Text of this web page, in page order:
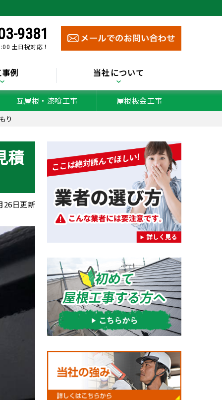
9381
土日祝対応！
例 当社について
瓦屋根・漆喰工事 屋根板金工事
り
積
26日更新